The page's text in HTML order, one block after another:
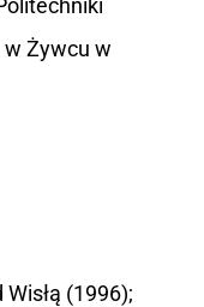
Żywcu w
(1996);